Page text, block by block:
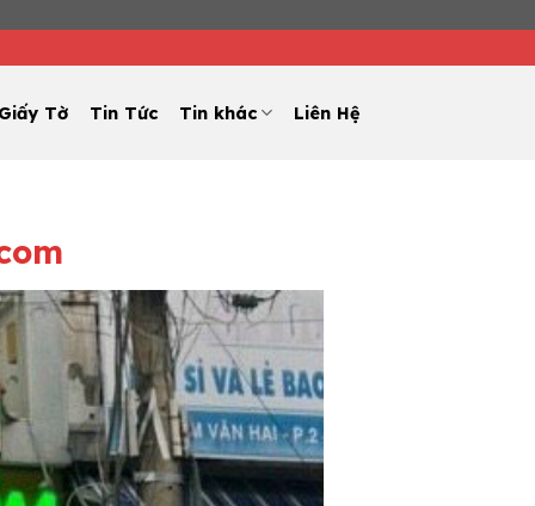
Tờ Tin Tức Tin khác Liên Hệ